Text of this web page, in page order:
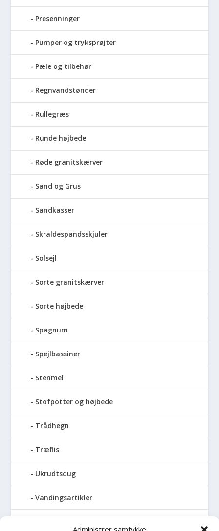
Administrer samtykke
Presenninger
Pumper og tryksprøjter
Pæle og tilbehør
Regnvandstønder
Rullegræs
Runde højbede
Røde granitskærver
Sand og Grus
Sandkasser
Skraldespandsskjuler
Solsejl
Sorte granitskærver
Sorte højbede
Spagnum
Spejlbassiner
Stenmel
Stofpotter og højbede
Trådhegn
Træflis
Ukrudtsdug
Vandingsartikler